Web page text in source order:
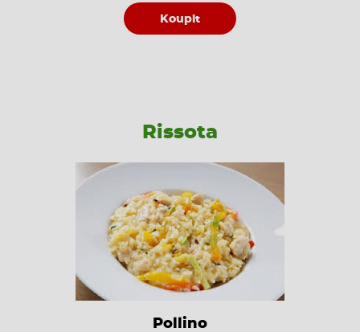
Koupit
Rissota
Pollino